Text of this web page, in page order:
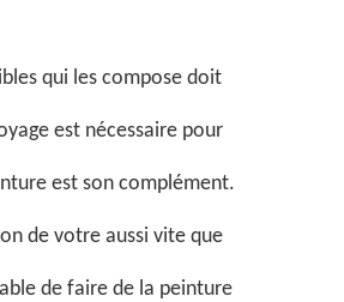
qui les compose doit
est nécessaire pour
est son complément.
de votre aussi vite que
de faire de la peinture